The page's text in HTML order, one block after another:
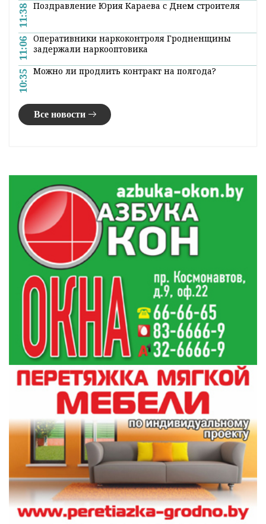
11:38 Поздравление Юрия Караева с Днем строителя
11:06 Оперативники наркоконтроля Гродненщины
задержали наркооптовика
10:35 Можно ли продлить контракт на полгода?
Все новости